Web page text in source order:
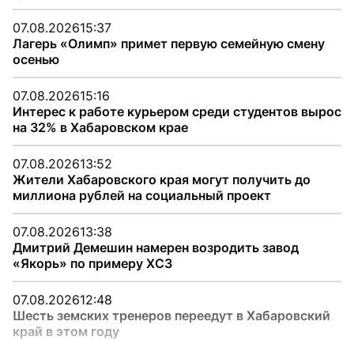
07.08.202615:37
Лагерь «Олимп» примет первую семейную смену
осенью
07.08.202615:16
Интерес к работе курьером среди студентов вырос
на 32% в Хабаровском крае
07.08.202613:52
Жители Хабаровского края могут получить до
миллиона рублей на социальный проект
07.08.202613:38
Дмитрий Демешин намерен возродить завод
«Якорь» по примеру ХСЗ
07.08.202612:48
Шесть земских тренеров переедут в Хабаровский
край в этом году